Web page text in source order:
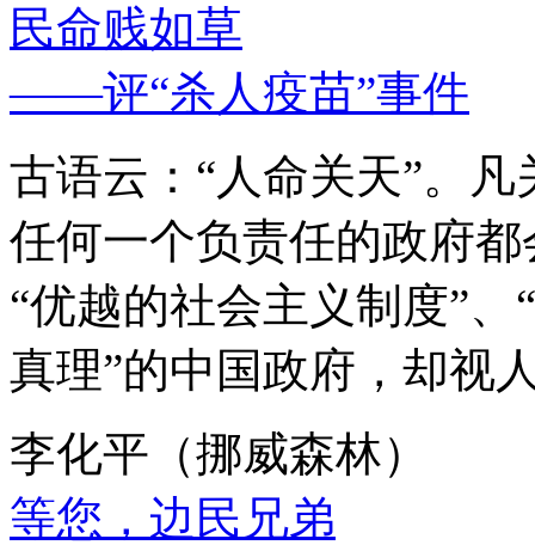
民命贱如草
——评“杀人疫苗”事件
古语云：“人命关天”。
任何一个负责任的政府
“优越的社会主义制度”
真理”的中国政府，却视
李化平（挪威森林）
等您，边民兄弟